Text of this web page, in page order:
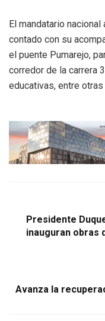
El mandatario
contado con su
el puente Pumarejo,
corredor de la carrera
educativas, entre otras
Presidente
inauguran obras
Avanza la